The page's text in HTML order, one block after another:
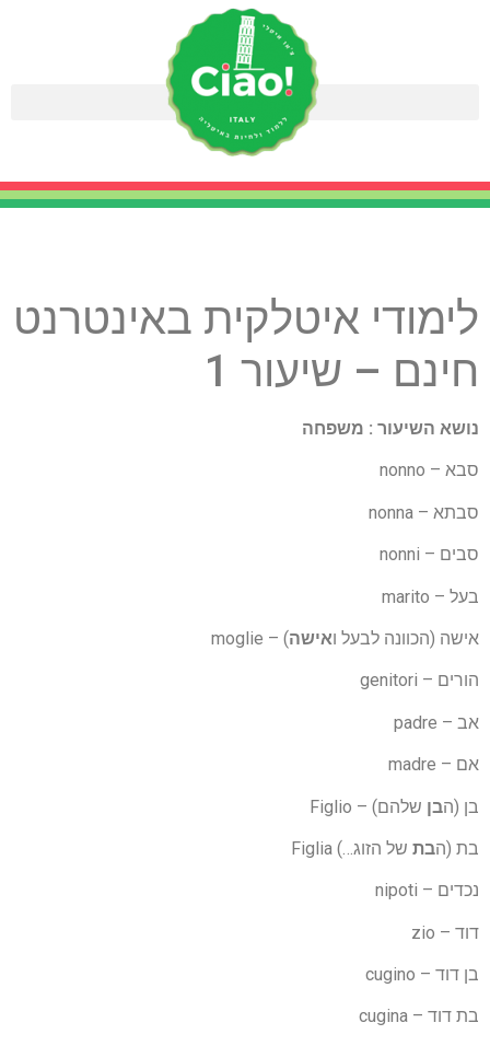
לימודי איטלקית באינטרנט
חינם – שיעור 1
נושא השיעור : משפחה
סבא – nonno
סבתא – nonna
סבים – nonni
בעל – marito
אישה (הכוונה לבעל ואישה) – moglie
הורים – genitori
אב – padre
אם – madre
בן (הבן שלהם) – Figlio
בת (הבת של הזוג…) Figlia
נכדים – nipoti
דוד – zio
בן דוד – cugino
בת דוד – cugina